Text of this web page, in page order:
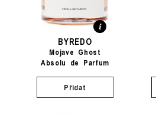
BYREDO
Mojave Ghost
Absolu de Parfum
Přidat